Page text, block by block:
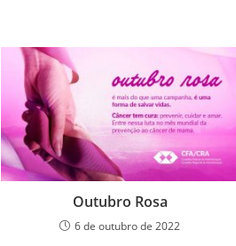
Outubro Rosa
6 de outubro de 2022